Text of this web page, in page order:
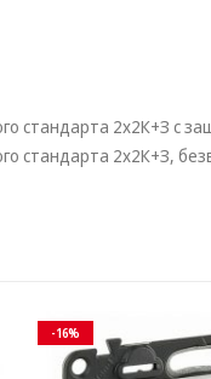
стандарта 2х2К+З
стандарта 2х2К+З,
-16%